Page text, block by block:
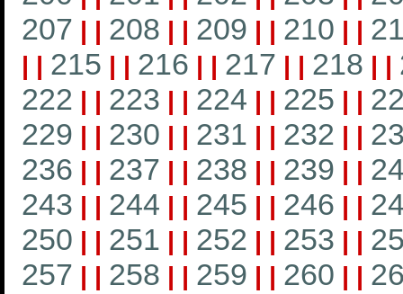
207 | | 208 | | 209 | | 210 | |
| | 215 | | 216 | | 217 | | 218 | |
222 | | 223 | | 224 | | 225 | |
229 | | 230 | | 231 | | 232 | |
236 | | 237 | | 238 | | 239 | |
243 | | 244 | | 245 | | 246 | |
250 | | 251 | | 252 | | 253 | |
257 | | 258 | | 259 | | 260 | |